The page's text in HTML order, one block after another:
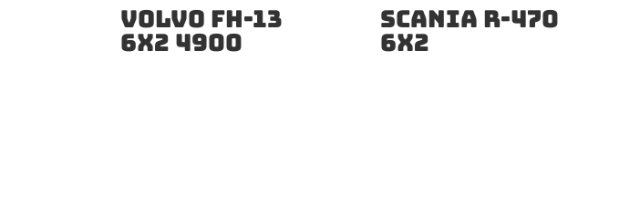
VOLVO FH-13
6X2 4900
SCANIA R-470
6X2